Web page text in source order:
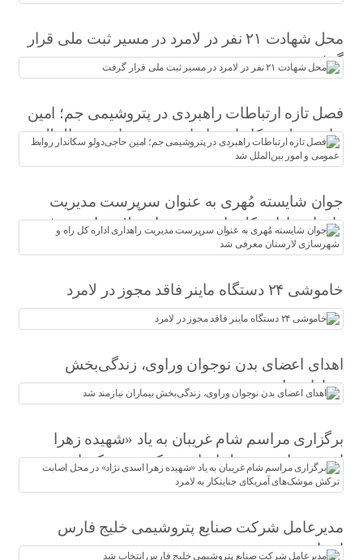
محل شهادت ۲۱ نفر در لامرد در مسیر ثبت ملی قرار
گرفت
فصل تازه ارتباطات راهبردی در پتروشیمی جم؛ امین
حاجی‌دولو سکاندار روابط عمومی و امور بین‌الملل
شد
جوان شایسته مُهری به عنوان سرپرست مدیریت
راهداری اداره کل راه و شهرسازی لارستان معرفی
شد
خاموشی ۲۴ دستگاه ماینر فاقد مجوز در لامرد
اهدای اعضای بدن نوجوان وراوی، زندگی‌بخش
بیماران نیازمند شد
برگزاری مراسم شام غریبان به یاد «شهیده زهرا
اسدی نژاد» در محل اصابت ترکش موشک‌های
آمریکای جنایتکار به لامرد
مدیرعامل شرکت صنایع پتروشیمی خلیج فارس
انتخاب شد